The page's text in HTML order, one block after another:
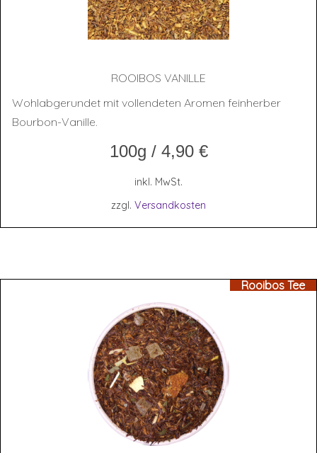
ROOI­BOS VANILLE
Wohlabgerundet mit vollendeten Aromen feinherber
Bourbon-Vanille.
100g / 4,90 €
inkl. MwSt.
zzgl. Versandkosten
Rooibos Tee